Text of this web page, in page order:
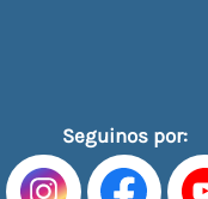
Seguinos por: